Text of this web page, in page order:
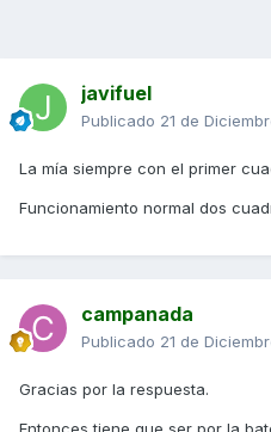
javifuel
Publicado 21 de
La mía siempre con el primer
Funcionamiento normal dos
campanada
Publicado 21 de
Gracias por la respuesta.